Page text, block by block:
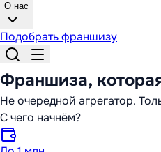
О нас
Подобрать франшизу
Франшиза,
Не очередной агрегатор.
С чего начнём?